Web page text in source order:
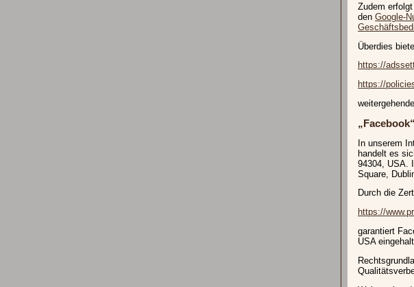
Zudem
den Google-
Überdies
https://
https://
In unserem
handelt es
94304, USA.
Square,
Durch die
https://
garantiert
USA